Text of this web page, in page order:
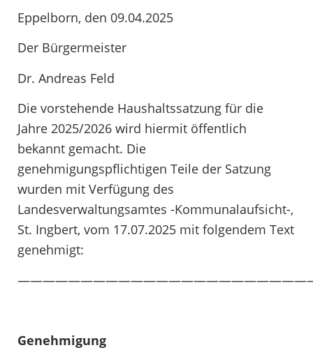
Eppelborn, den 09.04.2025
Der Bürgermeister
Dr. Andreas Feld
Die vorstehende Haushaltssatzung für die
Jahre 2025/2026 wird hiermit öffentlich
bekannt gemacht. Die
genehmigungspflichtigen Teile der Satzung
wurden mit Verfügung des
Landesverwaltungsamtes -Kommunalaufsicht-,
St. Ingbert, vom 17.07.2025 mit folgendem Text
genehmigt:
Genehmigung